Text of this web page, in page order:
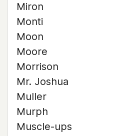
Miron
Monti
Moon
Moore
Morrison
Mr. Joshua
Muller
Murph
Muscle-ups